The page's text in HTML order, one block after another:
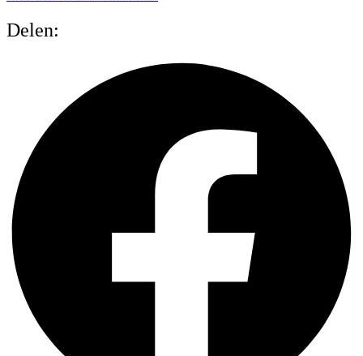
Delen: